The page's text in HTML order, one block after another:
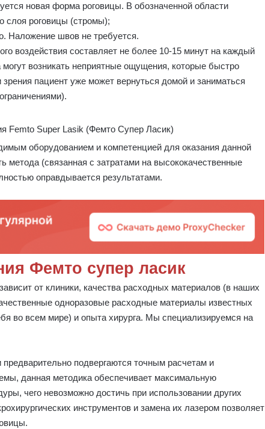
новая форма роговицы. В обозначенной области
слоя роговицы (стромы);
Наложение швов не требуется.
воздействия составляет не более 10-15 минут на каждый
возникать неприятные ощущения, которые быстро
пациент уже может вернуться домой и заниматься
оборудованием и компетенцией для оказания данной
метода (связанная с затратами на высококачественные
оправдывается результатами.
Фемто супер ласик
от клиники, качества расходных материалов (в наших
одноразовые расходные материалы известных
во всем мире) и опыта хирурга. Мы специализируемся на
подвергаются точным расчетам и
данная методика обеспечивает максимальную
чего невозможно достичь при использовании других
инструментов и замена их лазером позволяет